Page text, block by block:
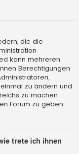
die die
kann mehreren
Berechtigungen
zu ändern und
zu machen
Forum zu geben.
trete ich ihnen